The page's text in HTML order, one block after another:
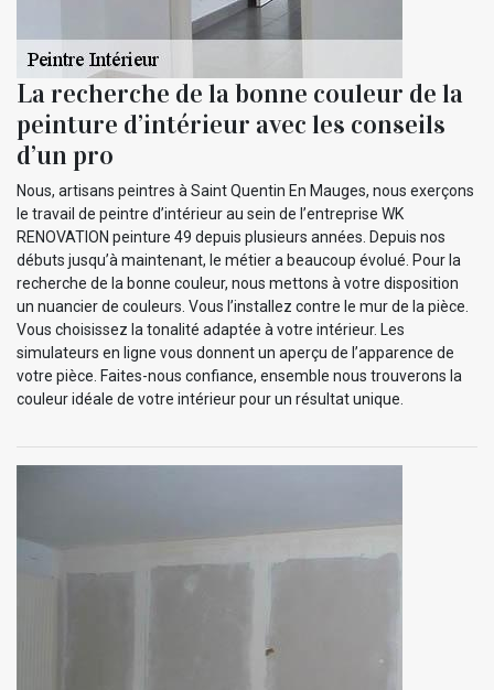
La recherche de la bonne couleur de la
peinture d’intérieur avec les conseils
d’un pro
Nous, artisans peintres à Saint Quentin En Mauges, nous exerçons
le travail de peintre d’intérieur au sein de l’entreprise WK
RENOVATION peinture 49 depuis plusieurs années. Depuis nos
débuts jusqu’à maintenant, le métier a beaucoup évolué. Pour la
recherche de la bonne couleur, nous mettons à votre disposition
un nuancier de couleurs. Vous l’installez contre le mur de la pièce.
Vous choisissez la tonalité adaptée à votre intérieur. Les
simulateurs en ligne vous donnent un aperçu de l’apparence de
votre pièce. Faites-nous confiance, ensemble nous trouverons la
couleur idéale de votre intérieur pour un résultat unique.